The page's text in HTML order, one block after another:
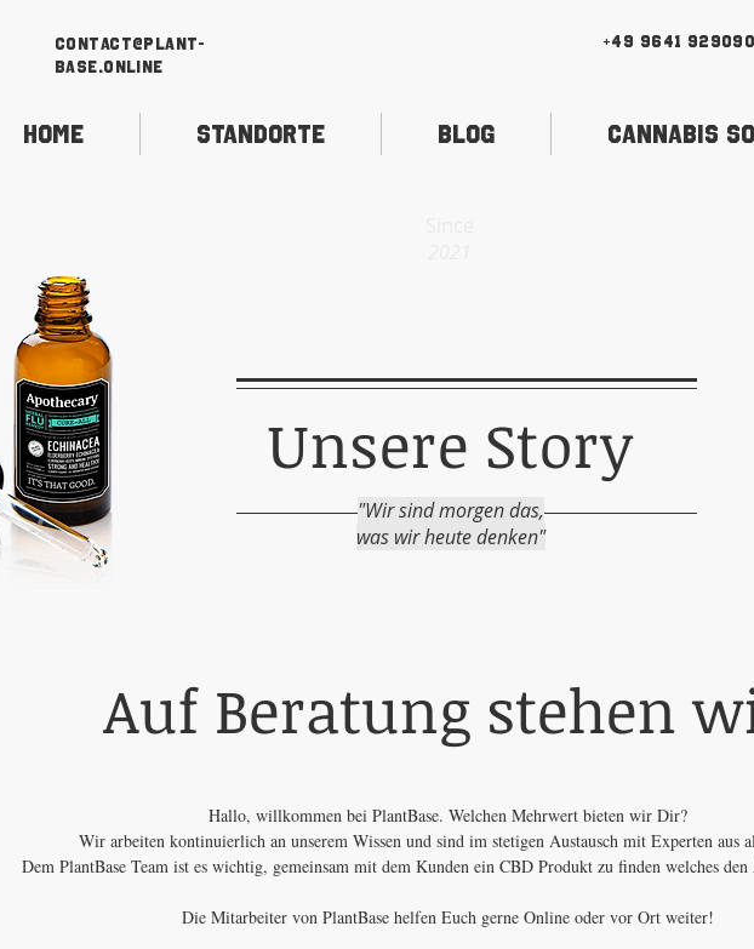
contact@plant-
base.online
+49 9641
Home Standorte Blog Cannabis
Unsere Story
"Wir sind morgen das,
was wir heute denken"
Auf Beratung stehen
Hallo, willkommen bei PlantBase. Welchen Mehrwert bieten wir Dir?
Wir arbeiten kontinuierlich an unserem Wissen und sind im stetigen Austausch mit Experten aus
Dem PlantBase Team ist es wichtig, gemeinsam mit dem Kunden ein CBD Produkt zu finden welches
Die Mitarbeiter von PlantBase helfen Euch gerne Online oder vor Ort weiter!